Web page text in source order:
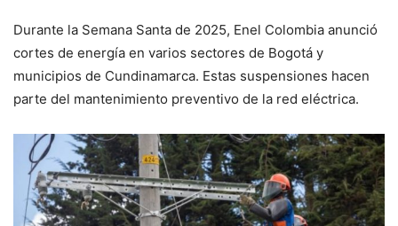
Durante la Semana Santa de 2025, Enel Colombia anunció
cortes de energía en varios sectores de Bogotá y
municipios de Cundinamarca. Estas suspensiones hacen
parte del mantenimiento preventivo de la red eléctrica.